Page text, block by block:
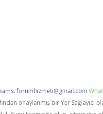
forumhizmeti@gmail.com
onaylanmış bir Yer